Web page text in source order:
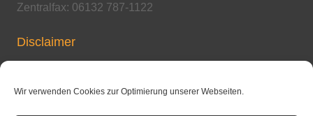
Wir verwenden Cookies zur Optimierung unserer Webseiten.
Zentralfax: 06132 787-1122
Disclaimer
Copyright / Urheberrecht